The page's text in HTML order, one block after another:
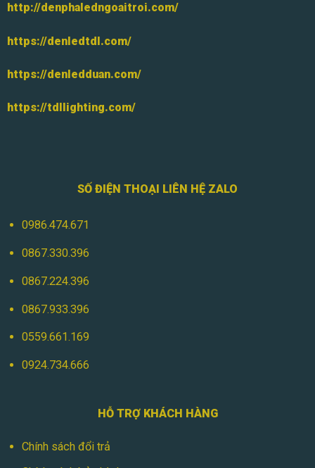
http://denphaledngoaitroi.com/
https://denledtdl.com/
https://denledduan.com/
https://tdllighting.com/
SỐ ĐIỆN THOẠI LIÊN HỆ ZALO
0986.474.671
0867.330.396
0867.224.396
0867.933.396
0559.661.169
0924.734.666
HỖ TRỢ KHÁCH HÀNG
Chính sách đổi trả